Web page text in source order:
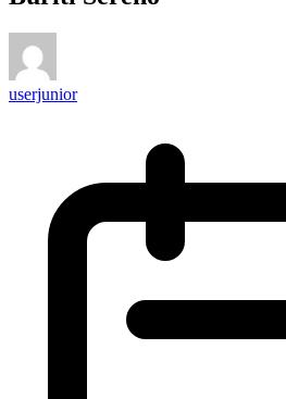
userjunior